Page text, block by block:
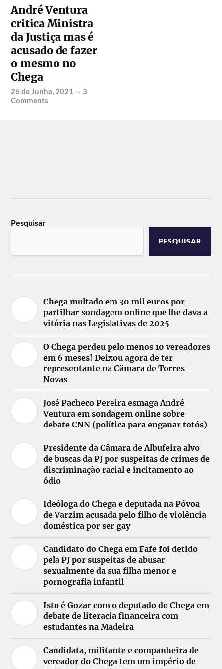
André Ventura
critica Ministra
da Justiça mas é
acusado de fazer
o mesmo no
Chega
26 de Junho, 2021 — 3
Comments
Pesquisar
PESQUISAR
Chega multado em 30 mil euros por
partilhar sondagem online que lhe dava a
vitória nas Legislativas de 2025
O Chega perdeu pelo menos 10 vereadores
em 6 meses! Deixou agora de ter
representante na Câmara de Torres
Novas
José Pacheco Pereira esmaga André
Ventura em sondagem online sobre
debate CNN (política para enganar totós)
Presidente da Câmara de Albufeira alvo
de buscas da PJ por suspeitas de crimes de
discriminação racial e incitamento ao
ódio
Ideóloga do Chega e deputada na Póvoa
de Varzim acusada pelo filho de violência
doméstica por ser gay
Candidato do Chega em Fafe foi detido
pela PJ por suspeitas de abusar
sexualmente da sua filha menor e
pornografia infantil
Isto é Gozar com o deputado do Chega em
debate de literacia financeira com
estudantes na Madeira
Candidata, militante e companheira de
vereador do Chega tem um império de